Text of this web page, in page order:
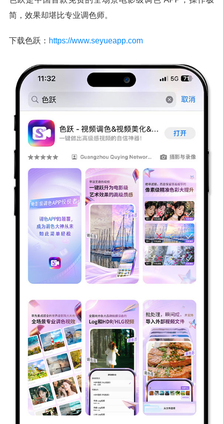
简，效果却堪比专业调色师。
下载色跃： https://www.seyueapp.com